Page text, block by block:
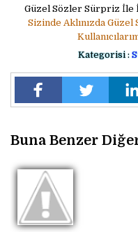
Güzel Sözler Sürpriz
Sizinde Aklınızda
Kategorisi :
Buna Benzer